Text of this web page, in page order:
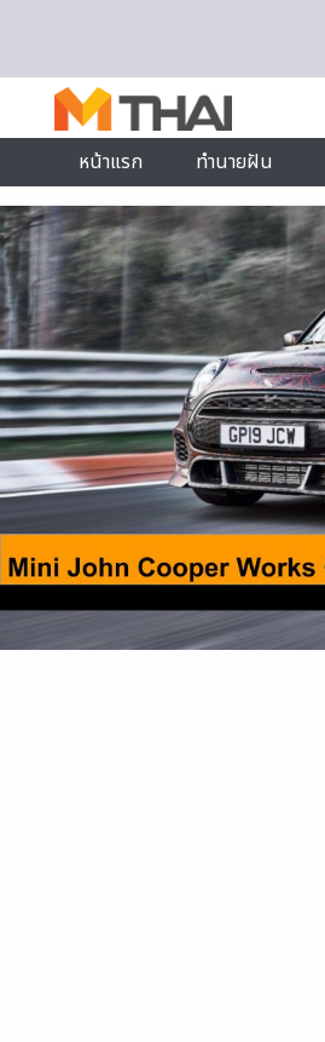
หน้าแรก ทำนายฝัน